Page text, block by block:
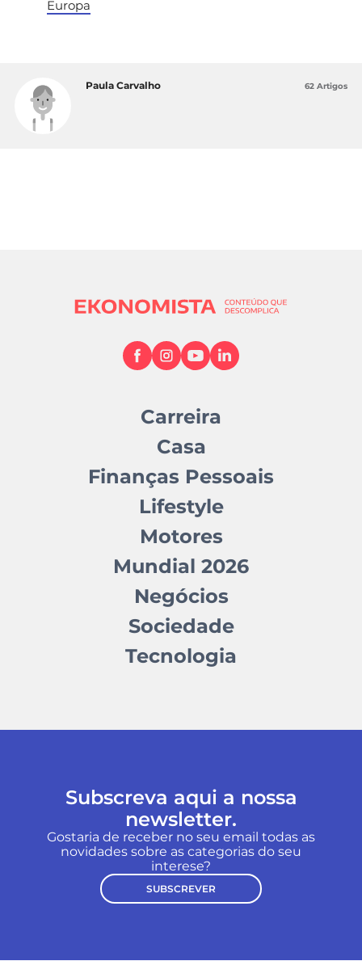
Europa
Paula Carvalho 62 Artigos
Carreira
Casa
Finanças Pessoais
Lifestyle
Motores
Mundial 2026
Negócios
Sociedade
Tecnologia
Subscreva aqui a nossa
newsletter.
Gostaria de receber no seu email todas as
novidades sobre as categorias do seu
interese?
SUBSCREVER